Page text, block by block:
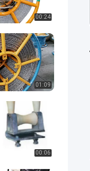
00:24
01:09
00:06